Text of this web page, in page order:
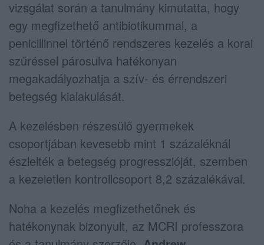
vizsgálat során a tanulmány kimutatta, hogy
egy megfizethető antibiotikummal, a
penicillinnel történő rendszeres kezelés a korai
szűréssel párosulva hatékonyan
megakadályozhatja a szív- és érrendszeri
betegség kialakulását.
A kezelésben részesülő gyermekek
csoportjában kevesebb mint 1 százaléknál
észlelték a betegség progresszióját, szemben
a kezeletlen kontrollcsoport 8,2 százalékával.
Noha a kezelés megfizethetőnek és
hatékonynak bizonyult, az MCRI professzora